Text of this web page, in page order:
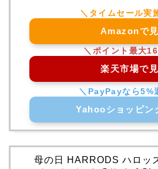
Amazonで
楽天市場で
Yahooショッピン
母の日 HARRODS ハロッ